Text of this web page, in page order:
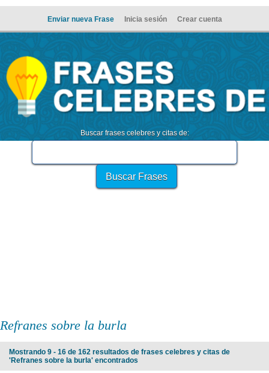
Enviar nueva Frase Inicia sesión Crear cuenta
Buscar frases celebres y citas de:
Refranes sobre la burla
Mostrando 9 - 16 de 162 resultados de frases celebres y citas de
'Refranes sobre la burla' encontrados